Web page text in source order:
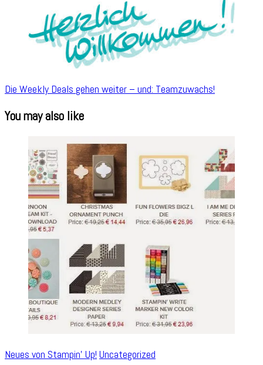
Die Weekly Deals gehen weiter – und: Teamzuwachs!
You may also like
Neues von Stampin' Up! Uncategorized